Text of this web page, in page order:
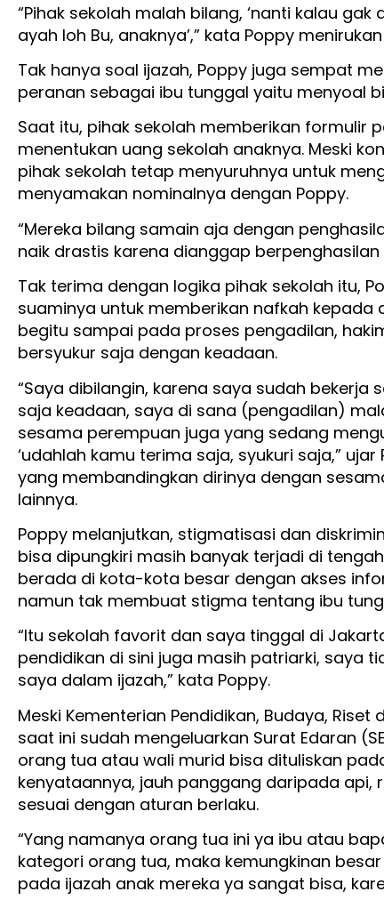
“Pihak sekolah malah bilang, ‘nanti kalau
ayah loh Bu, anaknya’,” kata Poppy
Tak hanya soal ijazah, Poppy juga sempat
peranan sebagai ibu tunggal yaitu menyoal
Saat itu, pihak sekolah memberikan formulir
menentukan uang sekolah anaknya. Meski
pihak sekolah tetap menyuruhnya untuk
menyamakan nominalnya dengan Poppy.
“Mereka bilang samain aja dengan
naik drastis karena dianggap berpenghasilan
Tak terima dengan logika pihak sekolah itu,
suaminya untuk memberikan nafkah kepada
begitu sampai pada proses pengadilan,
bersyukur saja dengan keadaan.
“Saya dibilangin, karena saya sudah bekerja
saja keadaan, saya di sana (pengadilan)
sesama perempuan juga yang sedang
‘udahlah kamu terima saja, syukuri saja,”
yang membandingkan dirinya dengan
lainnya.
Poppy melanjutkan, stigmatisasi dan
bisa dipungkiri masih banyak terjadi di
berada di kota-kota besar dengan akses
namun tak membuat stigma tentang ibu
“Itu sekolah favorit dan saya tinggal di
pendidikan di sini juga masih patriarki, saya
saya dalam ijazah,” kata Poppy.
Meski Kementerian Pendidikan, Budaya,
saat ini sudah mengeluarkan Surat Edaran
orang tua atau wali murid bisa dituliskan
kenyataannya, jauh panggang daripada
sesuai dengan aturan berlaku.
“Yang namanya orang tua ini ya ibu atau
kategori orang tua, maka kemungkinan
pada ijazah anak mereka ya sangat bisa,